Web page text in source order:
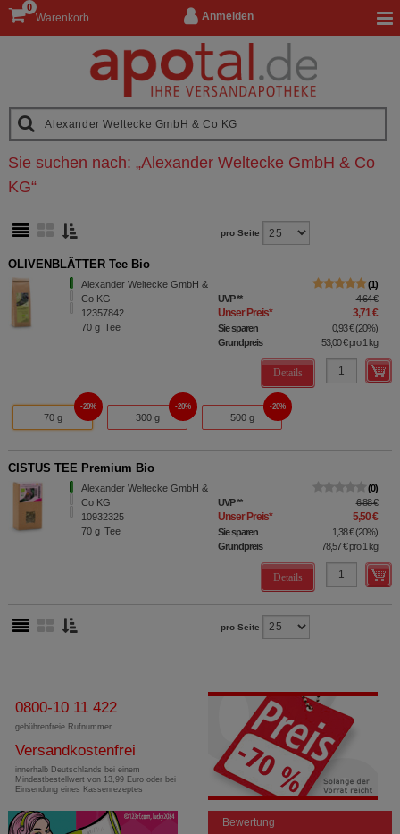
Anmelden
Warenkorb
0
Sie suchen nach: „Alexander Weltecke GmbH & Co
KG“
pro Seite
OLIVENBLÄTTER Tee Bio
Alexander Weltecke GmbH &
Co KG
12357842
70 g Tee
1
UVP** 4,64 €
Unser Preis* 3,71 €
Sie sparen 0,93 €(20%)
Grundpreis
53,00 €pro 1 kg
Details
70 g
20%
300 g
20%
500 g
20%
CISTUS TEE Premium Bio
Alexander Weltecke GmbH &
Co KG
10932325
70 g Tee
0
UVP** 6,88 €
Unser Preis* 5,50 €
Sie sparen 1,38 €(20%)
Grundpreis
78,57 €pro 1 kg
Details
pro Seite
0800-10 11 422
gebührenfreie Rufnummer
Versandkostenfrei
innerhalb Deutschlands bei einem
Mindestbestellwert von 13,99 Euro oder bei
Einsendung eines Kassenrezeptes
Bewertung